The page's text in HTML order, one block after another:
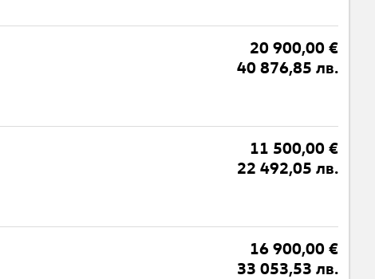
20 900,00 €
40 876,85 лв.
11 500,00 €
22 492,05 лв.
16 900,00 €
33 053,53 лв.